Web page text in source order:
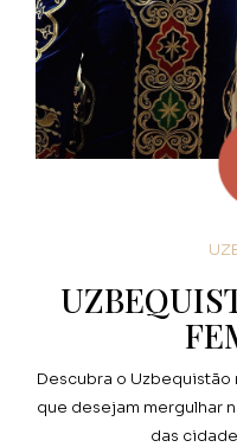
Descubra o
que desejam mergulhar
das